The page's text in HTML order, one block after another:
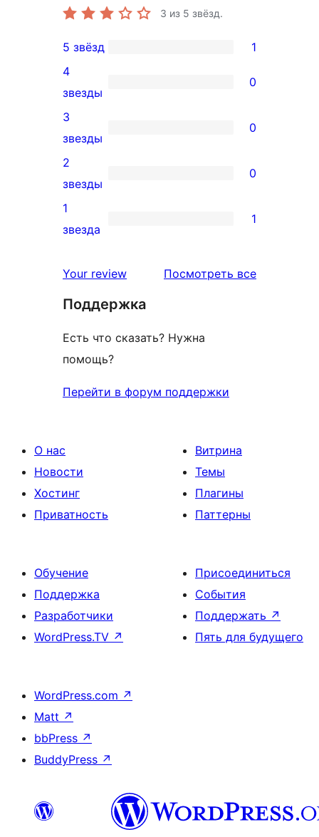
3 из 5 звёзд.
1
5-
звездный
отзыв
5 звёзд 1
0
4-
звездный
отзыв
4
звезды
0
0
3-
звездный
отзыв
3
звезды
0
0
2-
звездный
2
звезды
0
1
звездный
1
звезда
1
Your review Посмотреть всеотзывы
Поддержка
Есть что сказать? Нужна
помощь?
Перейти в форум поддержки
О нас
Новости
Хостинг
Приватность
Витрина
Темы
Плагины
Паттерны
Обучение
Поддержка
Разработчики
WordPress.TV ↗
Присоединиться
События
Поддержать ↗
Пять для будущего
WordPress.com ↗
Matt ↗
bbPress ↗
BuddyPress ↗